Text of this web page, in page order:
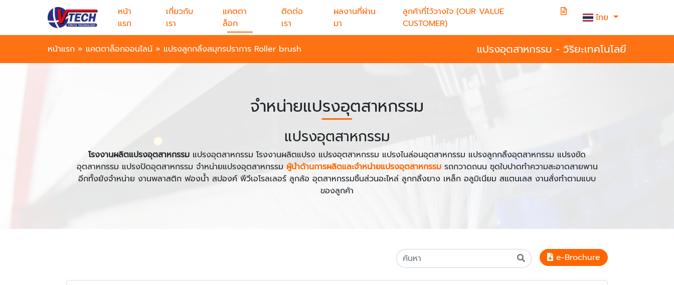
หน้า
แรก
เกี่ยวกับ
เรา
แคตตา
ล็อก
ติดต่อ
เรา
ผลงานที่ผ่าน
มา
ลูกค้าที่ไว้วางใจ (OUR VALUE
CUSTOMER)
ไทย
หน้าแรก » แคตตาล็อกออนไลน์ » แปรงลูกกลิ้งสมุทรปราการ Roller brush แปรงอุตสาหกรรม - วิริยะเทคโนโลยี
จำหน่ายแปรงอุตสาหกรรม
แปรงอุตสาหกรรม
โรงงานผลิตแปรงอุตสาหกรรม แปรงอุตสาหกรรม โรงงานผลิตแปรง แปรงอุตสาหกรรม แปรงไนล่อนอุตสาหกรรม แปรงลูกกลิ้งอุตสาหกรรม แปรงขัด
อุตสาหกรรม แปรงปัดอุตสาหกรรม จำหน่ายแปรงอุตสาหกรรม ผู้นำด้านการผลิตและจำหน่ายแปรงอุตสาหกรรม รถกวาดถนน ชุดใบปาดทำความสะอาดสายพาน
อีกทั้งยังจำหน่าย งานพลาสติก ฟองน้ำ สปองค์ พีวีเอโรลเลอร์ ลูกล้อ อุตสาหกรรมชิ้นส่วนอะไหล่ ลูกกลิ้งยาง เหล็ก อลูมิเนียม สแตนเลส งานสั่งทำตามแบบ
ของลูกค้า
e-Brochure